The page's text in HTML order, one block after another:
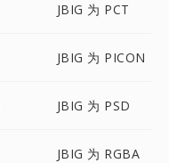
JBIG 为 PCT
JBIG 为 PICON
JBIG 为 PSD
JBIG 为 RGBA